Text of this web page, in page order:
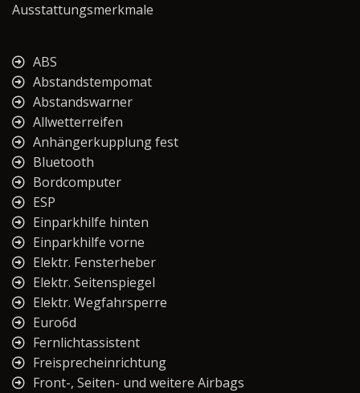
Ausstattungsmerkmale
ABS
Abstandstempomat
Abstandswarner
Allwetterreifen
Anhängerkupplung fest
Bluetooth
Bordcomputer
ESP
Einparkhilfe hinten
Einparkhilfe vorne
Elektr. Fensterheber
Elektr. Seitenspiegel
Elektr. Wegfahrsperre
Euro6d
Fernlichtassistent
Freisprecheinrichtung
Front-, Seiten- und weitere Airbags